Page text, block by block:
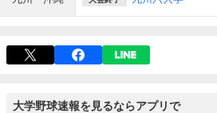
大学野球速報を見るならアプリで